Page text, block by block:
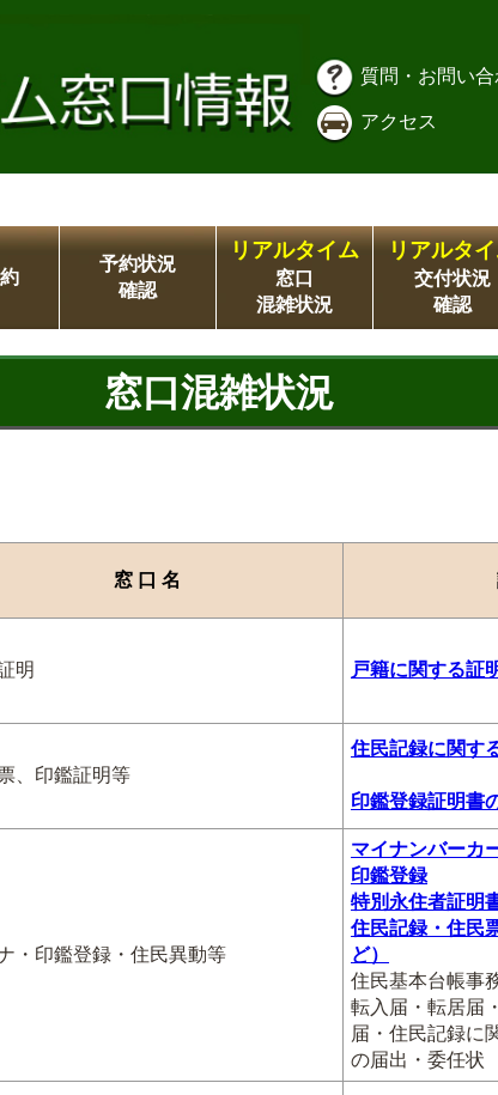
質問・お問い
アクセス
予約状況
確認
リアルタイム
窓口
混雑状況
リアルタ
交付状況
確認
窓口混雑状況
窓 口 名
明 戸籍に関する証
、印鑑証明等
住民記録に関す
印鑑登録証明書
・印鑑登録・住民異動等
マイナンバーカ
印鑑登録
特別永住者証明
住民記録・住民
ど）
住民基本台帳事
転入届・転居届
届・住民記録に
の届出・委任状